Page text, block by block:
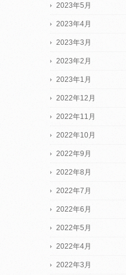
2023年5月
2023年4月
2023年3月
2023年2月
2023年1月
2022年12月
2022年11月
2022年10月
2022年9月
2022年8月
2022年7月
2022年6月
2022年5月
2022年4月
2022年3月